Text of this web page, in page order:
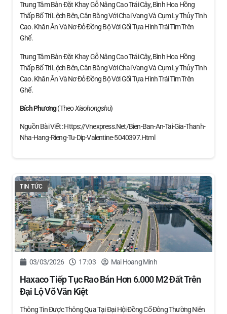
Trung Tâm Bàn Đặt Khay Gỗ Nâng Cao Trái Cây, Bình Hoa Hồng
Thấp Bố Trí Lệch Bên, Cân Bằng Với Chai Vang Và Cụm Ly Thủy Tinh
Cao. Khăn Ăn Và Nơ Đỏ Đồng Bộ Với Gối Tựa Hình Trái Tim Trên
Ghế.
Trung Tâm Bàn Đặt Khay Gỗ Nâng Cao Trái Cây, Bình Hoa Hồng
Thấp Bố Trí Lệch Bên, Cân Bằng Với Chai Vang Và Cụm Ly Thủy Tinh
Cao. Khăn Ăn Và Nơ Đỏ Đồng Bộ Với Gối Tựa Hình Trái Tim Trên
Ghế.
Bích Phương(theoXiaohongshu)
Nguồn Bài Viết : Https://vnexpress.net/bien-Ban-An-Tai-Gia-Thanh-
Nha-Hang-Rieng-Tu-Dip-Valentine-5040397.html
TIN TỨC
03/03/2026 17:03 Mai Hoang Minh
Haxaco Tiếp Tục Rao Bán Hơn 6.000 M2 Đất Trên
Đại Lộ Võ Văn Kiệt
Thông Tin Được Thông Qua Tại Đại Hội Đồng Cổ Đông Thường Niên